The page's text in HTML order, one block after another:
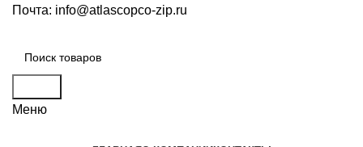
Почта: info@atlascopco-zip.ru
Меню